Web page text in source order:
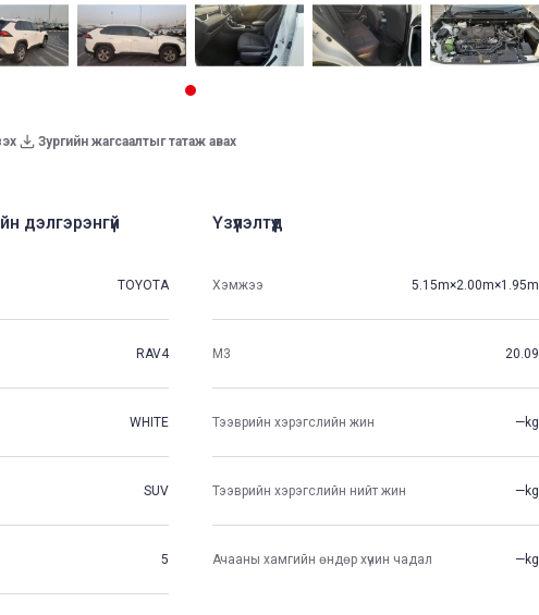
Зургийн жагсаалтыг татаж авах
дэлгэрэнгүй
TOYOTA
RAV4
WHITE
SUV
5
Үзүүлэлтүүд
Хэмжээ 5.15m×2.00m×1.95m
М3 20.09
Тээврийн хэрэгслийн жин —kg
Тээврийн хэрэгслийн нийт жин —kg
Ачааны хамгийн өндөр хүчин чадал —kg